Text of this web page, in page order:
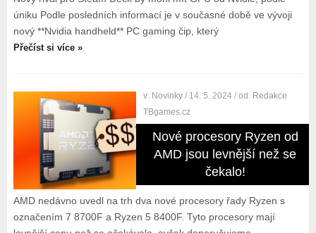
úniku Podle posledních informací je v současné době ve vývoji
nový **Nvidia handheld** PC gaming čip, který
Přečíst si více »
v: Novinky / 14. 5. 2024 / od: Redakce
TBgames.cz
Nové procesory Ryzen od
AMD jsou levnější než se
čekalo!
AMD nedávno uvedl na trh dva nové procesory řady Ryzen s
označením 7 8700F a Ryzen 5 8400F. Tyto procesory mají